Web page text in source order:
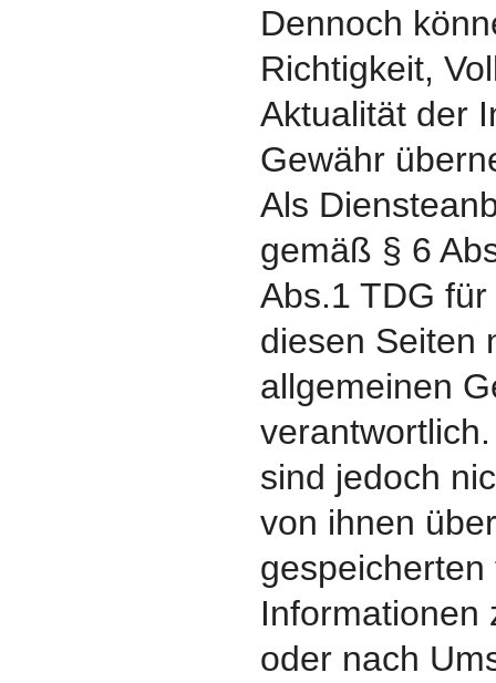
Dennoch
Richtigkeit,
Aktualität der
Gewähr
Als
gemäß § 6
Abs.1 TDG
diesen Seiten
allgemeinen
sind jedoch
von ihnen
Informationen
oder nach